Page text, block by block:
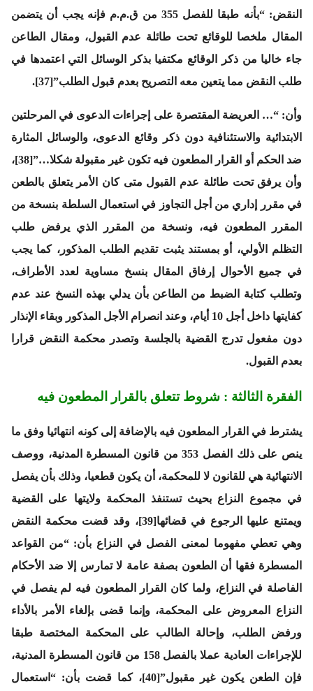
النقض: “بأنه طبقا للفصل 355 من ق.م.م فإنه يجب أن يتضمن
المقال ملخصا للوقائع تحت طائلة عدم القبول، ومقال الطاعن
جاء خاليا من ذكر الوقائع مكتفيا بذكر الوسائل التي اعتمدها في
طلب النقض مما يتعين معه التصريح بعدم قبول الطلب”[37].
وأن: “… العريضة المقتصرة على إجراءات الدعوى في المرحلتين
الابتدائية والاستئنافية دون ذكر وقائع الدعوى، والوسائل المثارة
ضد الحكم أو القرار المطعون فيه تكون غير مقبولة شكلا…”[38]،
وأن يرفق تحت طائلة عدم القبول متى كان الأمر يتعلق بالطعن
في مقرر إداري من أجل التجاوز في استعمال السلطة بنسخة من
المقرر المطعون فيه، ونسخة من المقرر الذي يرفض طلب
التظلم الأولي، أو بمستند يثبت تقديم الطلب المذكور، كما يجب
في جميع الأحوال إرفاق المقال بنسخ مساوية لعدد الأطراف،
وتطلب كتابة الضبط من الطاعن بأن يدلي بهذه النسخ عند عدم
كفايتها داخل أجل 10 أيام، وعند انصرام الأجل المذكور وبقاء الإنذار
دون مفعول تدرج القضية بالجلسة وتصدر محكمة النقض قرارا
بعدم القبول.
الفقرة الثالثة : شروط تتعلق بالقرار المطعون فيه
يشترط في القرار المطعون فيه بالإضافة إلى كونه انتهائيا وفق ما
ينص على ذلك الفصل 353 من قانون المسطرة المدنية، ووصف
الانتهائية هي للقانون لا للمحكمة، أن يكون قطعيا، وذلك بأن يفصل
في مجموع النزاع بحيث تستنفذ المحكمة ولايتها على القضية
ويمتنع عليها الرجوع في قضائها[39]، وقد قضت محكمة النقض
وهي تعطي مفهوما لمعنى الفصل في النزاع بأن: “من القواعد
المسطرة فقها أن الطعون بصفة عامة لا تمارس إلا ضد الأحكام
الفاصلة في النزاع، ولما كان القرار المطعون فيه لم يفصل في
النزاع المعروض على المحكمة، وإنما قضى بإلغاء الأمر بالأداء
ورفض الطلب، وإحالة الطالب على المحكمة المختصة طبقا
للإجراءات العادية عملا بالفصل 158 من قانون المسطرة المدنية،
فإن الطعن يكون غير مقبول”[40]، كما قضت بأن: “استعمال